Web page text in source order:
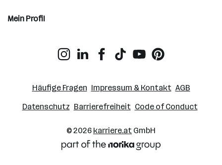
Mein Profil
Häufige Fragen Impressum & Kontakt AGB
Datenschutz Barrierefreiheit Code of Conduct
© 2026 karriere.at GmbH